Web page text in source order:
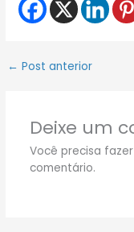
← Post anterior
Deixe um
Você precisa
comentário.